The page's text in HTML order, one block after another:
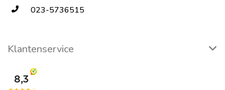
023-5736515
Klantenservice